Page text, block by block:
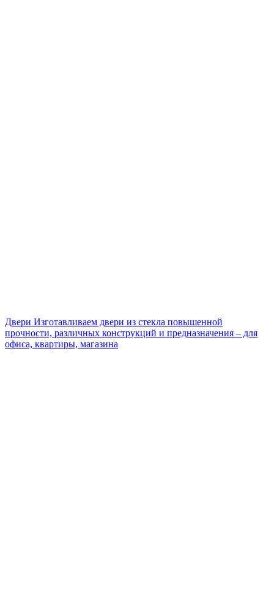
Двери Изготавливаем двери из стекла повышенной
прочности, различных конструкций и предназначения – для
офиса, квартиры, магазина